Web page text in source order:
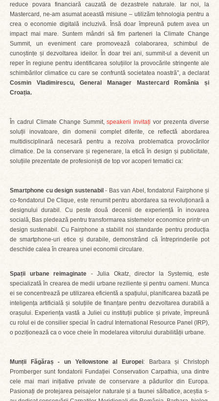
reduce povara financiară cauzată de dezastrele naturale. Iar noi, la
Mastercard, ne-am asumat această misiune – utilizăm tehnologia pentru a
crea o economie digitală incluzivă. Însă doar împreună putem avea un
impact mai mare. Suntem mândri să fim parteneri la Climate Change
Summit, un eveniment care promovează colaborarea, schimbul de
cunoștințe și dezvoltarea ideilor. În doar trei ani, summit-ul a devenit un
reper în regiune pentru identificarea soluțiilor la provocările stringente ale
schimbărilor climatice cu care se confruntă societatea noastră”, a declarat
Cosmin Vladimirescu, General Manager Mastercard România și
Croația.
În cadrul Climate Change Summit,speakerii invitațivor prezenta diverse
soluții inovatoare, din domenii complet diferite, ce reflectă abordarea
multidisciplinară necesară pentru a rezolva problematica provocărilor
climatice. De la conservare și regenerare, la etică în design și publicitate,
soluțiile prezentate de profesioniști de top vor acoperi tematici ca:
Smartphone cu design sustenabil - Bas van Abel, fondatorul Fairphone și
co-fondatorul De Clique, este renumit pentru abordarea sa revoluționară a
designului durabil. Cu peste două decenii de experiență în inovarea
socială, Bas pledează pentru transformarea sistemelor economice printr-un
design sustenabil. Cu Fairphone a stabilit noi standarde pentru producția
de smartphone-uri etice și durabile, demonstrând că întreprinderile pot
deschide calea în crearea unei economii circulare.
Spații urbane reimaginate - Julia Okatz, director la Systemiq, este
specializată în crearea de medii urbane reziliente și pentru oameni. Munca
ei se concentrează pe utilizarea eficientă a spațiului, planificarea bazată pe
inteligența artificială și soluțiile de finanțare pentru dezvoltarea durabilă a
orașului. Experiența vastă a Juliei cu instituții publice și private, împreună
cu rolul ei de consilier special în cadrul International Resource Panel (IRP),
o poziționează ca o voce cheie în modelarea viitorului durabilității urbane.
Munții Făgăraș - un Yellowstone al Europei: Barbara și Christoph
Promberger sunt fondatorii Fundației Conservation Carpathia, una dintre
cele mai mari inițiative private de conservare a pădurilor din Europa.
Pasionați de protejarea peisajelor naturale și a faunei sălbatice, aceștia s-